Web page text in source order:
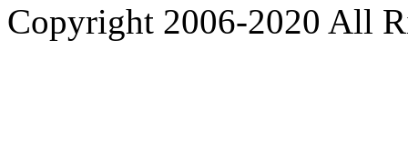
Copyright 2006-2020 All